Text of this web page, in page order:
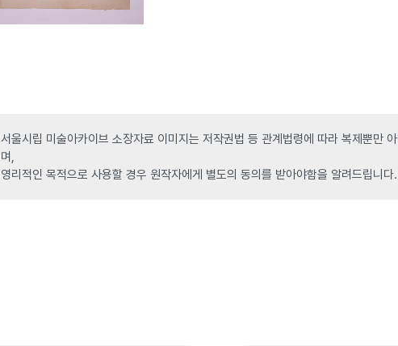
서울시립 미술아카이브 소장자료 이미지는 저작권법 등 관계법령에 따라 복제뿐만
며,
영리적인 목적으로 사용할 경우 원작자에게 별도의 동의를 받아야함을 알려드립니다.